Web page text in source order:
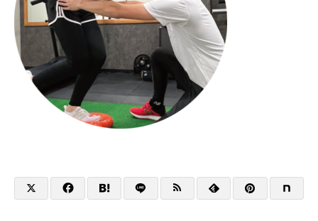
テーピング
痛みがあるとき、動かした
ほうがいい?休んだほうが
いい?
股関節が詰まる感じが
方へ